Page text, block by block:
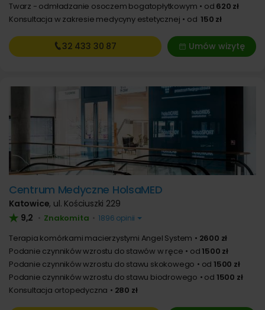
Twarz - odmładzanie osoczem bogatopłytkowym
od 620 zł
Konsultacja w zakresie medycyny estetycznej
od 150 zł
Umów wizytę
32 433 30 87
Centrum Medyczne HolsaMED
Katowice, ul. Kościuszki 229
9,2 • Znakomita • 1896 opinii
Terapia komórkami macierzystymi Angel System
2600 zł
Podanie czynników wzrostu do stawów w ręce
od1500 zł
Podanie czynników wzrostu do stawu skokowego
od 1500 zł
Podanie czynników wzrostu do stawu biodrowego
od 1500 zł
Konsultacja ortopedyczna
280 zł